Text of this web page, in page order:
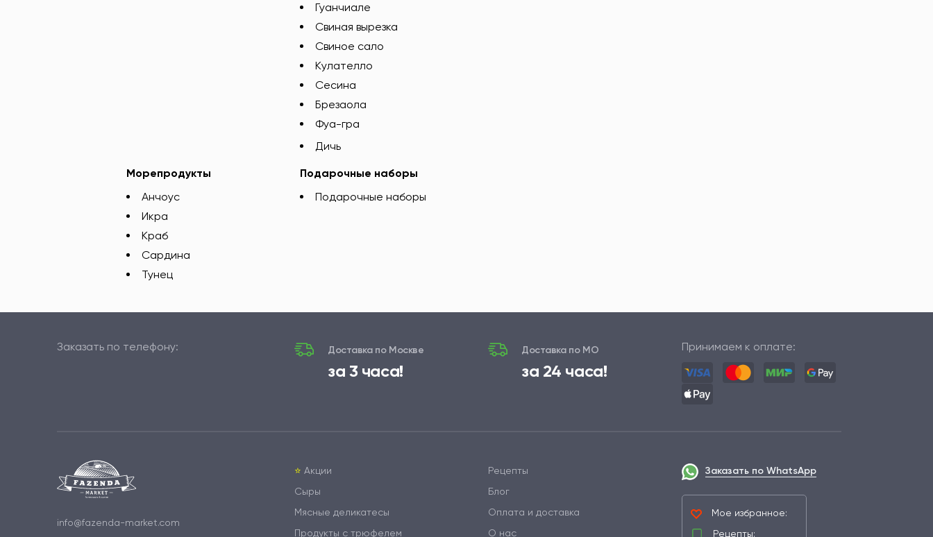
Гуанчиале
Свиная вырезка
Свиное сало
Кулателло
Сесина
Брезаола
Фуа-гра
Дичь
Морепродукты
Анчоус
Икра
Краб
Сардина
Тунец
Подарочные наборы
Подарочные наборы
Заказать по телефону: Доставка по Москве
за 3 часа!
Доставка по МО
за 24 часа!
Принимаем к оплате:
info@fazenda-market.com
⭐️ Акции
Сыры
Мясные деликатесы
Продукты с трюфелем
Рецепты
Блог
Оплата и доставка
О нас
Заказать по WhatsApp
Мое избранное:
Рецепты: